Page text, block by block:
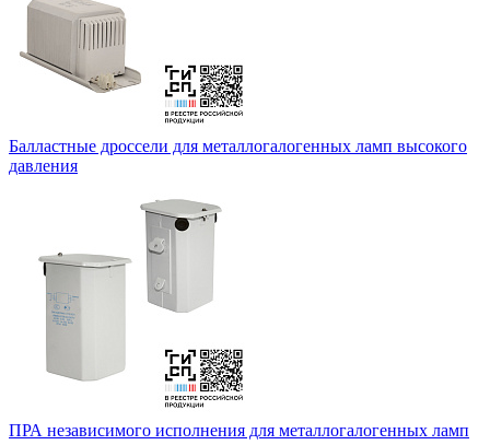
Балластные дроссели для металлогалогенных ламп высокого
давления
ПРА независимого исполнения для металлогалогенных ламп